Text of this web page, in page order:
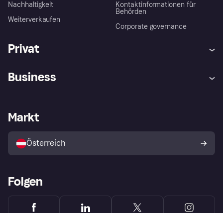
Nachhaltigkeit
Weiterverkaufen
Kontaktinformationen für
Behörden
Corporate governance
Privat
Shops entdecken
Business
Händlerportal
Markt
Österreich
Folgen